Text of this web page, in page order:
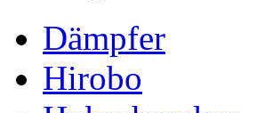
Dämpfer
Hirobo